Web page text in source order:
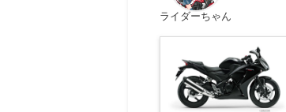
ライダーちゃん